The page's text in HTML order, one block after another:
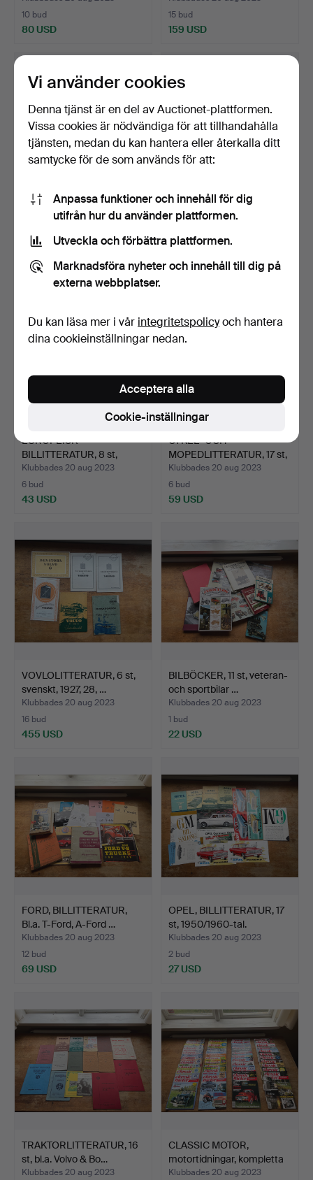
10 bud
80 USD
15 bud
159 USD
MOTORTIDNINGAR,
Teknikens Värld & Teknik f…
Klubbades 20 aug 2023
1 bud
22 USD
TEKNISKA HANDBÖCKER,
24 st, Ångmaskiner, m…
16 bud
154 USD
EUROPEISK
BILLITTERATUR, 8 st,
Volkswagen,…
Klubbades 20 aug 2023
6 bud
43 USD
CYKEL- OCH
MOPEDLITTERATUR, 17 st,
Sachs, …
Klubbades 20 aug 2023
6 bud
59 USD
VOVLOLITTERATUR, 6 st,
svenskt, 1927, 28, …
Klubbades 20 aug 2023
16 bud
455 USD
BILBÖCKER, 11 st, veteran-
och sportbilar …
Klubbades 20 aug 2023
1 bud
22 USD
FORD, BILLITTERATUR,
Bl.a. T-Ford, A-Ford …
Klubbades 20 aug 2023
12 bud
69 USD
OPEL, BILLITTERATUR, 17
st, 1950/1960-tal.
Klubbades 20 aug 2023
2 bud
27 USD
TRAKTORLITTERATUR, 16
st, bl.a. Volvo & Bo…
Klubbades 20 aug 2023
CLASSIC MOTOR,
motortidningar, kompletta
å…
Klubbades 20 aug 2023
Vi använder cookies
Denna tjänst är en del av Auctionet-plattformen.
Vissa cookies är nödvändiga för att tillhandahålla
tjänsten, medan du kan hantera eller återkalla ditt
samtycke för de som används för att:
Anpassa funktioner och innehåll för dig
utifrån hur du använder plattformen.
Utveckla och förbättra plattformen.
Marknadsföra nyheter och innehåll till dig på
externa webbplatser.
Du kan läsa mer i vår integritetspolicyoch hantera
dina cookieinställningar nedan.
Cookie-inställningar
Acceptera alla